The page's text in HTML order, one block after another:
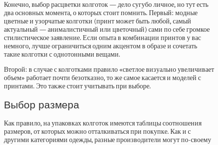
Конечно, выбор расцветки колготок — дело сугубо личное, но тут есть
два основных момента, о которых стоит помнить. Первый: модные
цветные и узорчатые колготки (принт может быть любой, самый
актуальный — анималистичный или цветочный) сами по себе громкое
стилистическое заявление. Если опыта в комбинации принтов у вас
немного, лучше ограничиться одним акцентом в образе и сочетать
такие колготки с однотонными вещами.
Второй: в случае с колготками правило «светлое визуально увеличивает
объем» работает почти безотказно, то же самое касается и моделей с
принтами. Это также стоит учитывать при выборе.
Выбор размера
Как правило, на упаковках колготок имеются таблицы соотношения
размеров, от которых можно отталкиваться при покупке. Как и с
другими категориями одежды, разные производители могут по-своему